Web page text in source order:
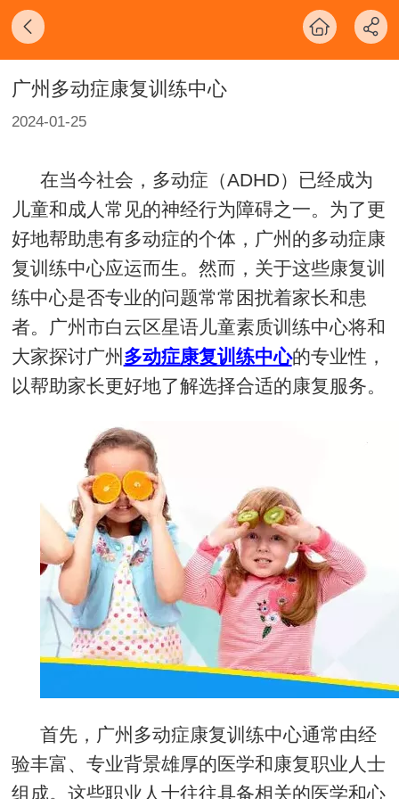
广州多动症康复训练中心
2024-01-25
在当今社会，多动症（ADHD）已经成为
儿童和成人常见的神经行为障碍之一。为了更
好地帮助患有多动症的个体，广州的多动症康
复训练中心应运而生。然而，关于这些康复训
练中心是否专业的问题常常困扰着家长和患
者。广州市白云区星语儿童素质训练中心将和
大家探讨广州 多动症康复训练中心的专业性，
以帮助家长更好地了解选择合适的康复服务。
首先，广州多动症康复训练中心通常由经
验丰富、专业背景雄厚的医学和康复职业人士
组成。这些职业人士往往具备相关的医学和心